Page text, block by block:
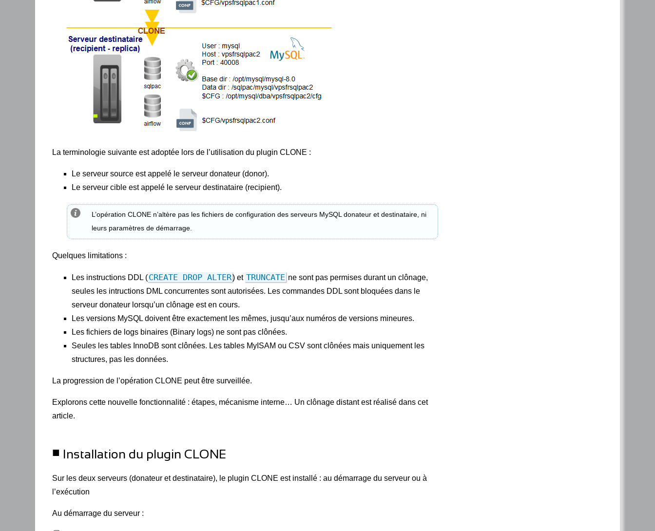
La terminologie suivante est adoptée lors de l’utilisation du plugin CLONE :
Le serveur source est appelé le serveur donateur (donor).
Le serveur cible est appelé le serveur destinataire (recipient).
L’opération CLONE n’altère pas les fichiers de configuration des serveurs MySQL donateur et destinataire, ni
leurs paramètres de démarrage.
Quelques limitations :
Les instructions DDL (CREATE DROP ALTER) et TRUNCATE ne sont pas permises durant un clônage,
seules les intructions DML concurrentes sont autorisées. Les commandes DDL sont bloquées dans le
serveur donateur lorsqu’un clônage est en cours.
Les versions MySQL doivent être exactement les mêmes, jusqu’aux numéros de versions mineures.
Les fichiers de logs binaires (Binary logs) ne sont pas clônées.
Seules les tables InnoDB sont clônées. Les tables MyISAM ou CSV sont clônées mais uniquement les
structures, pas les données.
La progression de l’opération CLONE peut être surveillée.
Explorons cette nouvelle fonctionnalité : étapes, mécanisme interne… Un clônage distant est réalisé dans cet
article.
Installation du plugin CLONE
Sur les deux serveurs (donateur et destinataire), le plugin CLONE est installé : au démarrage du serveur ou à
l’exécution
Au démarrage du serveur :